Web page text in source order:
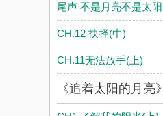
尾声 不是月亮不是太
CH.12 抉择(中)
CH.11无法放手(上)
《追着太阳的月亮